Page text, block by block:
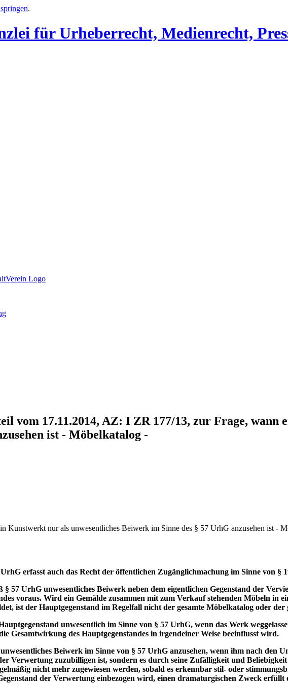
.
für Urheberrecht, Medienrecht,
vom 17.11.2014, AZ: I ZR 177/13, zur Frage,
ist - Möbelkatalog -
Kunstwerkt nur als unwesentliches Beiwerk im Sinne des § 57 UrhG anzusehen ist -
erfasst auch das Recht der öffentlichen Zugänglichmachung im Sinne von §
57 UrhG unwesentliches Beiwerk neben dem eigentlichen Gegenstand der
voraus. Wird ein Gemälde zusammen mit zum Verkauf stehenden Möbeln
ist der Hauptgegenstand im Regelfall nicht der gesamte Möbelkatalog oder
unwesentlich im Sinne von § 57 UrhG, wenn das Werk
Gesamtwirkung des Hauptgegenstandes in irgendeiner Weise beeinflusst wird.
Beiwerk im Sinne von § 57 UrhG anzusehen, wenn ihm nach den
Verwertung zuzubilligen ist, sondern es durch seine Zufälligkeit und
nicht mehr zugewiesen werden, sobald es erkennbar stil- oder
der Verwertung einbezogen wird, einen dramaturgischen Zweck